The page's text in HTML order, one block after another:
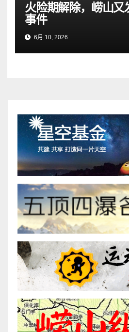
火险期解除，崂山又
事件
6月 10, 2026